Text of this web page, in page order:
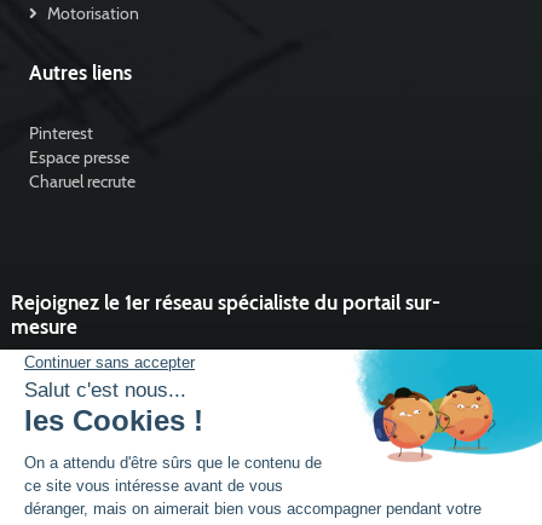
Motorisation
Autres liens
Pinterest
Espace presse
Charuel recrute
Rejoignez le 1er réseau spécialiste du portail sur-
mesure
Vous souhaitez développer l'activité portail de votre entreprise ?
Rejoindre un réseau dynamique, avec un service et des outils qui
font la différence ?
DEVENIR PARTENAIRE